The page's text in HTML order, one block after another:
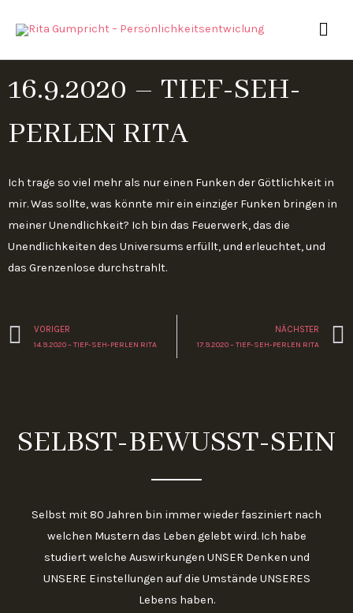
Inhalt
16.9.2020 – TIEF-SEH-
PERLEN RITA
Ich trage so viel mehr als nur einen Funken der Göttlichkeit in
mir. Was sollte, was könnte mir ein einziger Funken bringen in
meiner Unendlichkeit? Ich bin das Feuerwerk, das die
Unendlichkeiten des Universums erfüllt, und erleuchtet, und
das Grenzenlose durchstrahlt.
Zurück
VORIGER
14.9.2020 – TIEF-SEH-PERLEN RITA
NÄCHSTER
17.9.2020 – TIEF-SEH-PERLEN RITA
SELBST-BEWUSST-SEIN
Selbst mit 80 Jahren bin immer wieder fasziniert nach
welchen Mustern das Leben gelebt wird. Ich habe
studiert welche Auswirkungen UNSER Denken und
UNSERE Einstellungen auf die Umstände UNSERES
Lebens haben.